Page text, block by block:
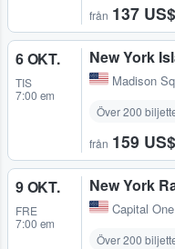
från 137 US$
6 OKT.
TIS
7:00 em
New York
Madison
Över 200
från 159 US$
9 OKT.
FRE
7:00 em
New York
Capital
Över 200